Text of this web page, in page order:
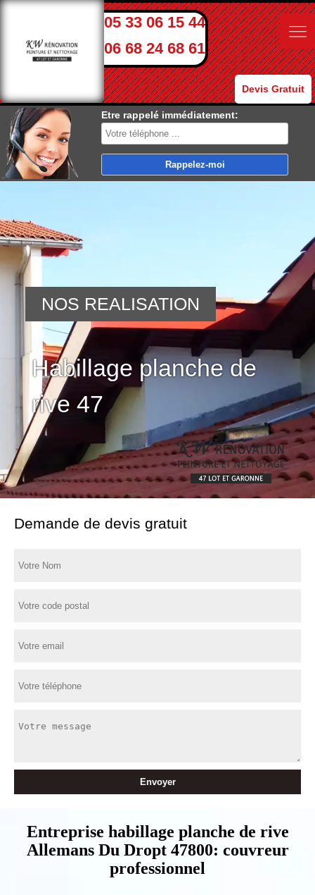
05 33 06 15 44
06 68 24 68 61
Devis Gratuit
Etre rappelé immédiatement:
Habillage planche de
rive 47
NOS REALISATION
Demande de devis gratuit
Entreprise habillage planche de rive
Allemans Du Dropt 47800: couvreur
professionnel